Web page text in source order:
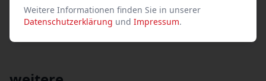
E-Mail
Weitere Informationen finden Sie in unserer
Datenschutzerklärung und Impressum.